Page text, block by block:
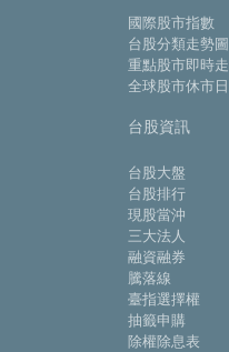
國際股市指數
台股分類走勢圖
重點股市即時
全球股市休市日
台股資訊
台股大盤
台股排行
現股當沖
三大法人
融資融券
騰落線
臺指選擇權
抽籤申購
除權除息表